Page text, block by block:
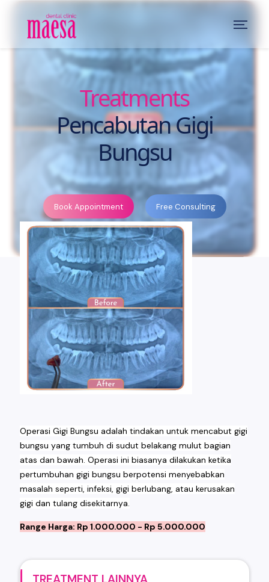
Treatments
Pencabutan Gigi
Bungsu
Book Appointment Free Consulting
Operasi Gigi Bungsu adalah tindakan untuk mencabut gigi
bungsu yang tumbuh di sudut belakang mulut bagian
atas dan bawah. Operasi ini biasanya dilakukan ketika
pertumbuhan gigi bungsu berpotensi menyebabkan
masalah seperti, infeksi, gigi berlubang, atau kerusakan
gigi dan tulang disekitarnya.
Range Harga: Rp 1.000.000 - Rp 5.000.000